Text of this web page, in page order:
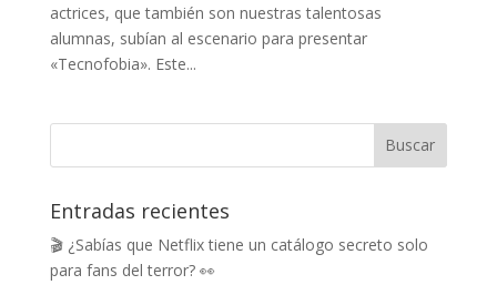
actrices, que también son nuestras talentosas
alumnas, subían al escenario para presentar
«Tecnofobia». Este...
Entradas recientes
🎬 ¿Sabías que Netflix tiene un catálogo secreto solo
para fans del terror? 👀